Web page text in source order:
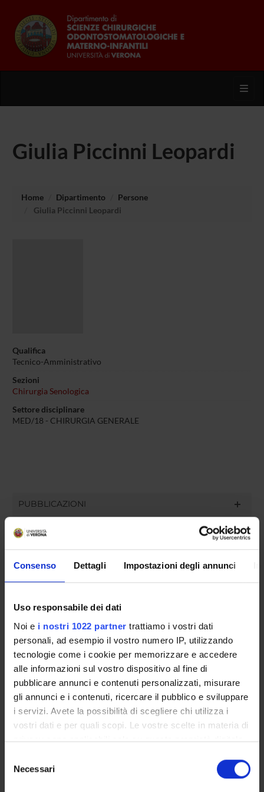
Consenso Dettagli Impostazioni degli annunci
Uso responsabile dei dati
Noi e i nostri 1022 partner trattiamo i vostri dati
personali, ad esempio il vostro numero IP, utilizzando
tecnologie come i cookie per memorizzare e accedere
alle informazioni sul vostro dispositivo al fine di
pubblicare annunci e contenuti personalizzati, misurare
gli annunci e i contenuti, ricercare il pubblico e sviluppare
i servizi. Avete la possibilità di scegliere chi utilizza i
vostri dati e per quali scopi. Le vostre scelte in materia di
privacy sono applicabili solo su questa proprietà digitale
modificare o revocare il proprio consenso in qualsiasi
momento dalla Dichiarazione sui cookie o facendo clic
delNecessari
Giulia Piccinni Leopardi
Home Dipartimento
Persone
Giulia Piccinni Leopardi
Qualifica
Tecnico-Amministrativo
Sezioni
Chirurgia Senologica
Settore disciplinare
MED/18 - CHIRURGIA GENERALE
PUBBLICAZIONI
INCARICHI
COMMISSIONI
UFFICI E STRUTTURE DI SERVIZIO
SEGRETERIE STUDENTI
STRUTTURE DEL DIPARTIMENTO